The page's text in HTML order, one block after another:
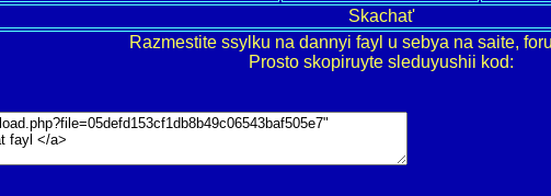
Skachat'
Razmestite ssylku na dannyi fayl u sebya na saite,
Prosto skopiruyte sleduyushii kod: